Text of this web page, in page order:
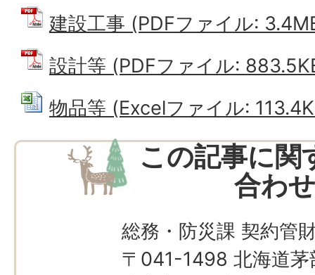
建設工事 (PDFファイル:
設計等 (PDFファイル:
物品等 (Excelファイル:
この記事に関
合わ
総務・防災課 契約管
〒041-1498 北海道茅